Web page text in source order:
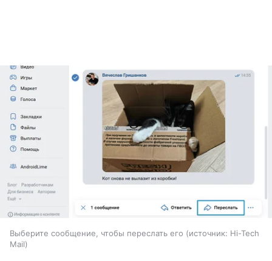
Выберите сообщение, чтобы переслать его источник: Hi-Tech
Mail